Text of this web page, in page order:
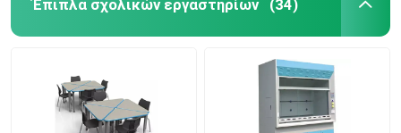
Έπιπλα σχολικών εργαστηρίων (34)